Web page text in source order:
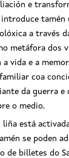
e
tamén
a través
metáfora dos
vida e a
coa
da guerra e
o medio.
liña está
se poden
de billetes do